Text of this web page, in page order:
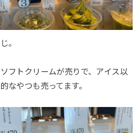
。
フトクリームが売りで、アイス以
なやつも売ってます。